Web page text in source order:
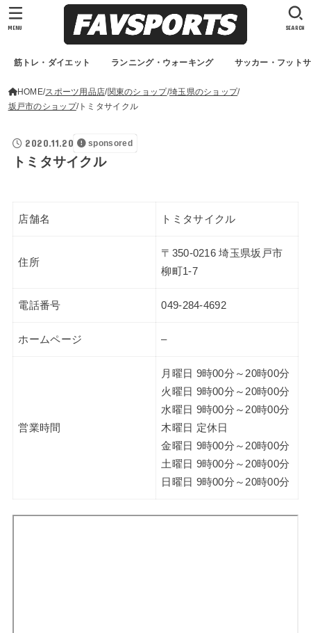
筋トレ・ダイエット ランニング・ウォーキング サッカー・フット
SEARCH
MENU
HOME スポーツ用品店 関東のショップ 埼玉県のショップ
坂戸市のショップ トミタサイクル
2020.11.20 sponsored
トミタサイクル
店舗名 トミタサイクル
住所
〒350-0216 埼玉県坂戸市
柳町1-7
電話番号 049-284-4692
ホームページ –
営業時間
月曜日 9時00分～20時00分
火曜日 9時00分～20時00分
水曜日 9時00分～20時00分
木曜日 定休日
金曜日 9時00分～20時00分
土曜日 9時00分～20時00分
日曜日 9時00分～20時00分